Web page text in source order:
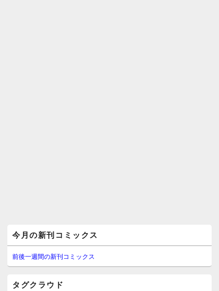
イ
ン
サ
イ
今月の新刊コミックス
前後一週間の新刊コミックス
タグクラウド